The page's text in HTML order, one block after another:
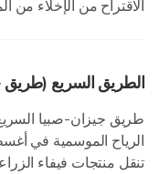
الاقتراح من الإخلاء من
الطريق السريع (طريق
طريق جيزان-صبيا
الرياح الموسمية في
تنقل منتجات فيفاء